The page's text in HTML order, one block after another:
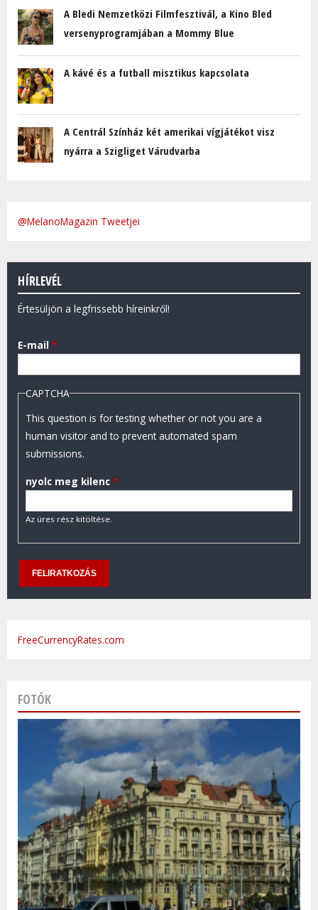
A Bledi Nemzetközi Filmfesztivál, a Kino Bled
versenyprogramjában a Mommy Blue
A kávé és a futball misztikus kapcsolata
A Centrál Színház két amerikai vígjátékot visz
nyárra a Szigliget Várudvarba
@MelanoMagazin Tweetjei
HÍRLEVÉL
Értesüljön a legfrissebb híreinkről!
E-mail *
CAPTCHA
This question is for testing whether or not you are a
human visitor and to prevent automated spam
submissions.
nyolc meg kilenc *
Az üres rész kitöltése.
FreeCurrencyRates.com
FOTÓK